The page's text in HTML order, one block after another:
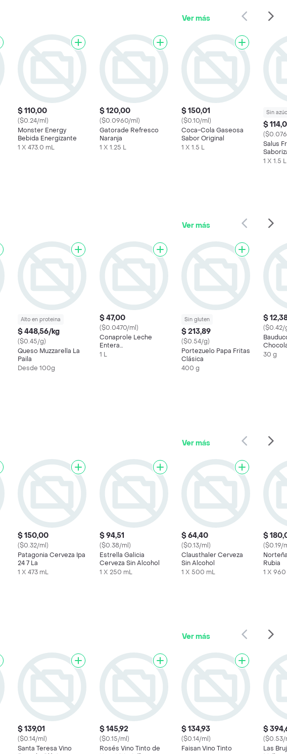
Ver más
$ 110,00
($0.24/ml)
Monster Energy
Bebida Energizante
1 X 473.0 mL
$ 120,00
($0.0960/ml)
Gatorade Refresco
Naranja
1 X 1.25 L
$ 150,01
($0.10/ml)
Coca-Cola Gaseosa
Sabor Original
1 X 1.5 L
Sin
$
Salus
Pomelo
1 X 1.5 L
Ver más
Alto en proteina
$ 448,56/kg
($0.45/g)
Queso Muzzarella La
Paila
Desde 100g
$ 47,00
($0.0470/ml)
Conaprole Leche
Entera
Ultrapasteurizada
1 L
Sin gluten
$ 213,89
($0.54/g)
Portezuelo Papa Fritas
Clásica
400 g
$
($0.42/
30 g
Ver más
$ 150,00
($0.32/ml)
Patagonia Cerveza Ipa
24 7 La
1 X 473 mL
$ 94,51
($0.38/ml)
Estrella Galicia
Cerveza Sin Alcohol
1 X 250 mL
$ 64,40
($0.13/ml)
Clausthaler Cerveza
Sin Alcohol
1 X 500 mL
$
($0.19/
Rubia
1 X
Ver más
$ 139,01
($0.14/ml)
Santa Teresa Vino
$ 145,92
($0.15/ml)
Rosés Vino Tinto de
$ 134,93
($0.14/ml)
Faisan Vino Tinto
$
($0.53/
Las